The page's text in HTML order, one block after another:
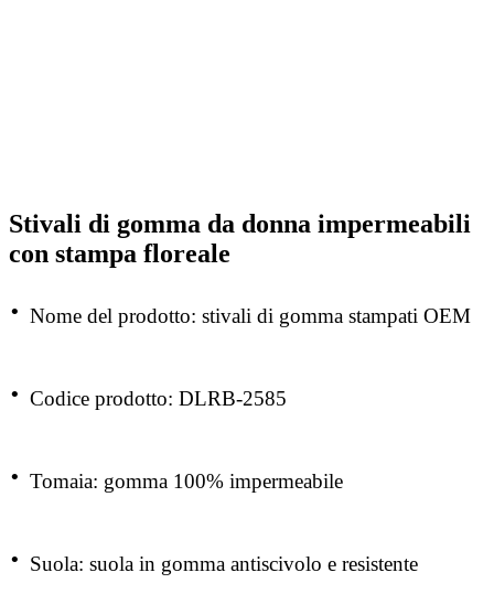
Stivali di gomma da donna impermeabili
con stampa floreale
· Nome del prodotto: stivali di gomma stampati OEM
· Codice prodotto: DLRB-2585
· Tomaia: gomma 100% impermeabile
· Suola: suola in gomma antiscivolo e resistente